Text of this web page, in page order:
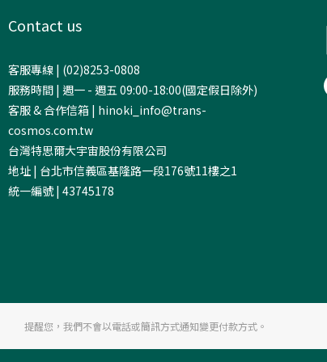
Contact us
客服專線 | (02)8253-0808
服務時間 | 週一 - 週五 09:00-18:00(國定假日除外)
客服 & 合作信箱 | hinoki_info@trans-
cosmos.com.tw
台灣特思爾大宇宙股份有限公司
地址 | 台北市信義區基隆路一段176號11樓之1
統一編號 | 43745178
提醒您，我們不會以電話或簡訊方式通知變更付款方式。